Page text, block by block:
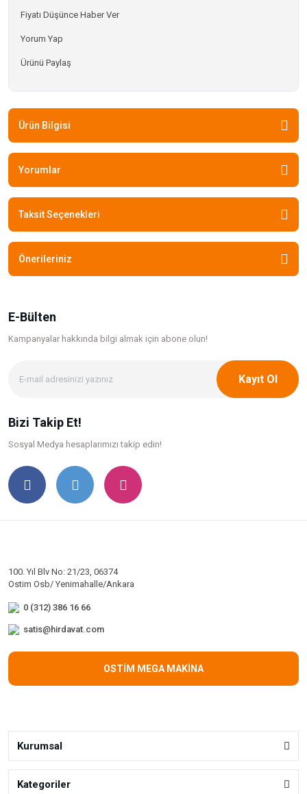
Fiyatı Düşünce Haber Ver
Yorum Yap
Ürünü Paylaş
Ürün Bilgisi
Yorumlar
Taksit Seçenekleri
Önerileriniz
E-Bülten
Kampanyalar hakkında bilgi almak için abone olun!
Kayıt Ol
Bizi Takip Et!
Sosyal Medya hesaplarımızı takip edin!
100. Yıl Blv No: 21/23, 06374
Ostim Osb/ Yenimahalle/Ankara
0 (312) 386 16 66
satis@hirdavat.com
OSTİM MEGA MAKİNA
Kurumsal
Kategoriler